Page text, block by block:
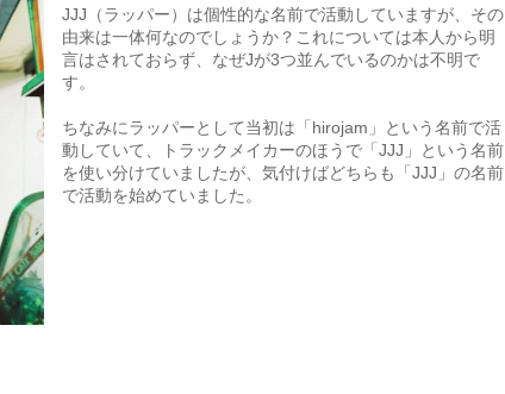
JJJ（ラッパー）は個性的な名前で活動していますが、その
由来は一体何なのでしょうか？これについては本人から明
言はされておらず、なぜJが3つ並んでいるのかは不明で
す。
ちなみにラッパーとして当初は「hirojam」という名前で活
動していて、トラックメイカーのほうで「JJJ」という名前
を使い分けていましたが、気付けばどちらも「JJJ」の名前
で活動を始めていました。